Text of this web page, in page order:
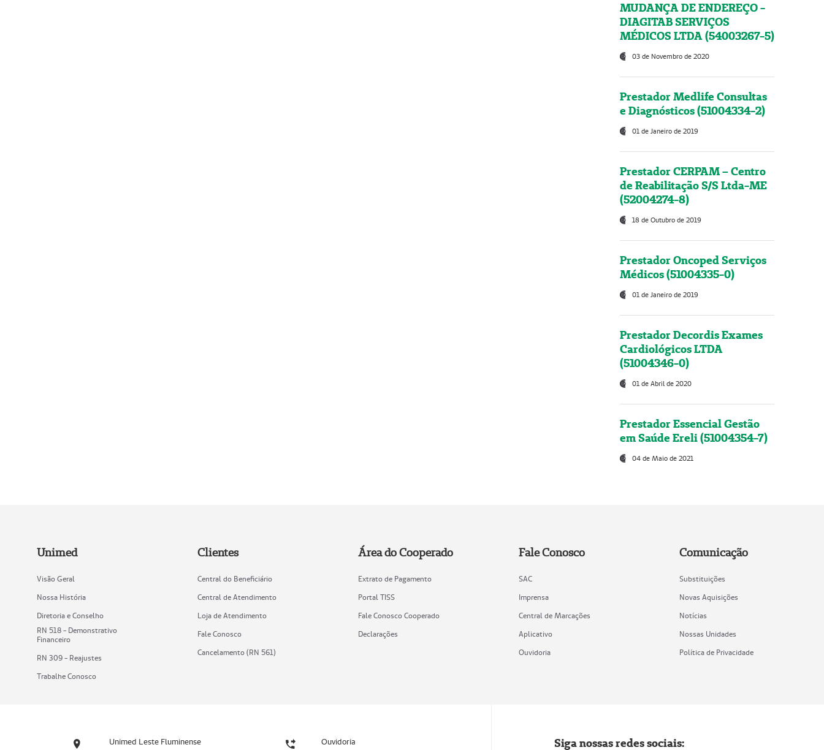
MUDANÇA DE ENDEREÇO -
DIAGITAB SERVIÇOS
MÉDICOS LTDA (54003267-5)
03 de Novembro de 2020
Prestador Medlife Consultas
e Diagnósticos (51004334-2)
01 de Janeiro de 2019
Prestador CERPAM – Centro
de Reabilitação S/S Ltda-ME
(52004274-8)
18 de Outubro de 2019
Prestador Oncoped Serviços
Médicos (51004335-0)
01 de Janeiro de 2019
Prestador Decordis Exames
Cardiológicos LTDA
(51004346-0)
01 de Abril de 2020
Prestador Essencial Gestão
em Saúde Ereli (51004354-7)
04 de Maio de 2021
Unimed
Visão Geral
Nossa História
Diretoria e Conselho
RN 518 - Demonstrativo
Financeiro
RN 309 - Reajustes
Trabalhe Conosco
Clientes
Central do Beneficiário
Central de Atendimento
Loja de Atendimento
Fale Conosco
Cancelamento (RN 561)
Área do Cooperado
Extrato de Pagamento
Portal TISS
Fale Conosco Cooperado
Declarações
Fale Conosco
SAC
Imprensa
Central de Marcações
Aplicativo
Ouvidoria
Comunicação
Substituições
Novas Aquisições
Notícias
Nossas Unidades
Política de Privacidade
Unimed Leste Fluminense Ouvidoria Siga nossas redes sociais: